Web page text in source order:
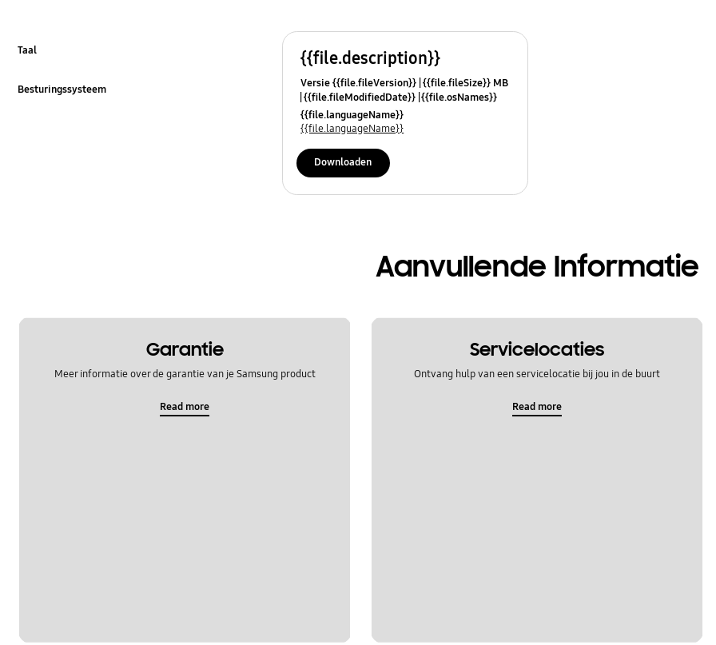
Taal
Besturingssysteem
{{file.description}}
Versie {{file.fileVersion}} {{file.fileSize}} MB
{{file.fileModifiedDate}} {{file.osNames}}
{{file.languageName}}
{{file.languageName}}
Downloaden
Aanvullende Informatie
Garantie
Meer informatie over de garantie van je Samsung product
Read more
Servicelocaties
Ontvang hulp van een servicelocatie bij jou in de buurt
Read more